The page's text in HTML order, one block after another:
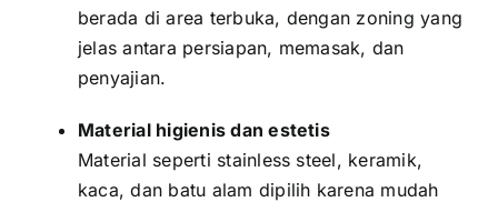
berada di area terbuka, dengan zoning yang
jelas antara persiapan, memasak, dan
penyajian.
Material higienis dan estetis
Material seperti stainless steel, keramik,
kaca, dan batu alam dipilih karena mudah